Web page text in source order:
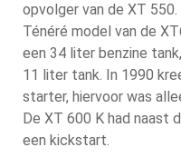
opvolger van de XT
Ténéré model van de
een 34 liter benzine
11 liter tank. In 1990
starter, hiervoor was
De XT 600 K had
een kickstart.